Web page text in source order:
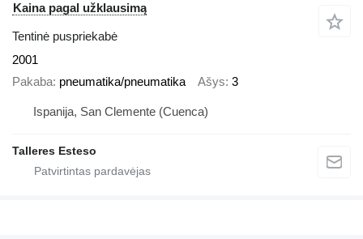
Kaina pagal užklausimą
Tentinė puspriekabė
2001
Pakaba pneumatika/pneumatika Ašys 3
Ispanija, San Clemente (Cuenca)
Talleres Esteso